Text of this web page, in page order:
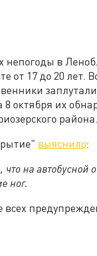
в
от 17 до 20 лет.
октября их
района.
выяснило:
на автобусной
ног.
всех